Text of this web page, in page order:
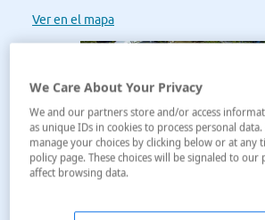
Ver en el mapa
We Care About Your Privacy
We and our partners store and/or access
as unique IDs in cookies to process personal
manage your choices by clicking below or at any
policy page. These choices will be signaled to
affect browsing data.